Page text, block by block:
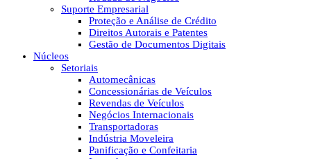
Suporte Empresarial
Proteção e Análise de Crédito
Direitos Autorais e Patentes
Gestão de Documentos Digitais
Núcleos
Setoriais
Automecânicas
Concessionárias de Veículos
Revendas de Veículos
Negócios Internacionais
Transportadoras
Indústria Moveleira
Panificação e Confeitaria